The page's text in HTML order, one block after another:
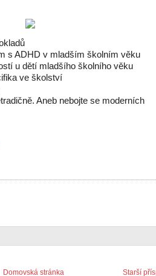
s ADHD v mladším školním věku
u dětí mladšího školního věku
ve školství
Aneb nebojte se moderních
Starší
Domovská stránka